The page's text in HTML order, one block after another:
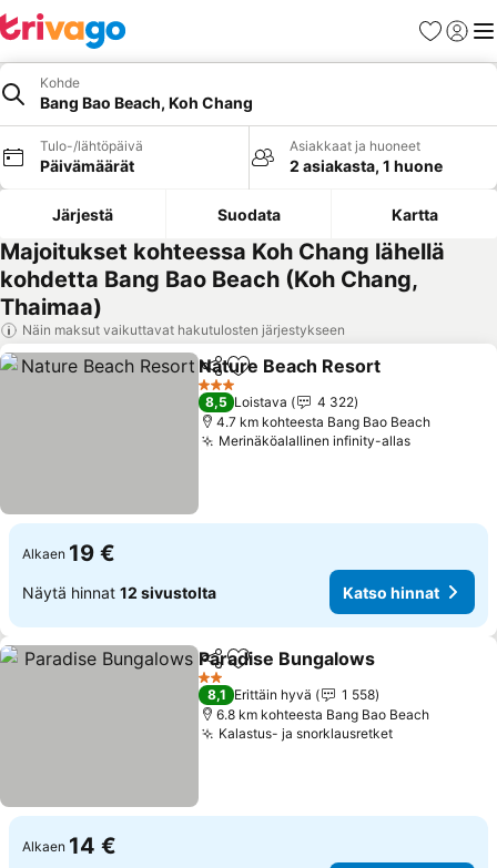
Suosikit
Kohde
Bang Bao Beach, Koh Chang
Tulo-/lähtöpäivä
Päivämäärät
Asiakkaat ja huoneet
2 asiakasta, 1 huone
Järjestä Suodata Kartta
Majoitukset kohteessa Koh Chang lähellä
kohdetta Bang Bao Beach (Koh Chang,
Thaimaa)
Näin maksut vaikuttavat hakutulosten järjestykseen
Jaa Lisää suosikkeihin
Nature Beach Resort
3 Tähtiluokitus
8,5 Loistava
4 322
4.7 km kohteesta Bang Bao Beach
Merinäköalallinen infinity-allasKatso
Alkaen 19 €
Näytä hinnat 12 sivustolta Katso hinnat
Jaa Lisää suosikkeihin
Paradise Bungalows
2 Tähtiluokitus
8,1 Erittäin hyvä
1 558
6.8 km kohteesta Bang Bao Beach
Kalastus- ja snorklausretketKatso hinnat
Alkaen 14 €